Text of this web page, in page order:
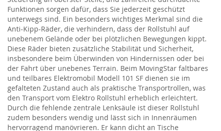
Funktionen sorgen dafür, dass Sie jederzeit geschützt
unterwegs sind. Ein besonders wichtiges Merkmal sind die
Anti-Kipp-Räder, die verhindern, dass der Rollstuhl auf
unebenem Gelände oder bei plötzlichen Bewegungen kippt.
Diese Räder bieten zusätzliche Stabilität und Sicherheit,
insbesondere beim Überwinden von Hindernissen oder bei
der Fahrt über unebenes Terrain. Beim MovingStar faltbares
und teilbares Elektromobil Modell 101 SF dienen sie im
gefalteten Zustand auch als praktische Transportrollen, was
den Transport vom Elektro Rollstuhl erheblich erleichtert.
Durch die fehlende zentrale Lenksäule ist dieser Rollstuhl
zudem besonders wendig und lässt sich in Innenräumen
hervorragend manövrieren. Er kann dicht an Tische